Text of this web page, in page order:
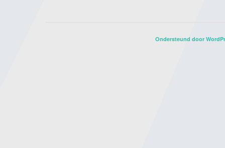
Ondersteund door